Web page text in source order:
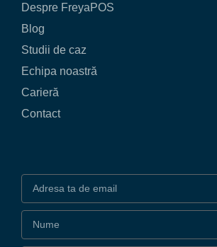
Despre FreyaPOS
Blog
Studii de caz
Echipa noastră
Carieră
Contact